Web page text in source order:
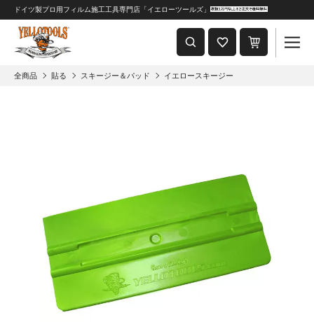
重要なおしらせ
2024年8月1日 価格改定につきまして
ドイツ製プロ用フィルム施工工具専門店「イエローツールズ」
全商品 貼る スキージー＆パッド イエロースキージー